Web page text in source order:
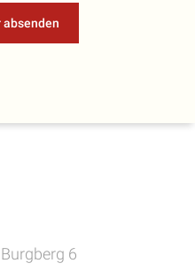
Burgberg 6